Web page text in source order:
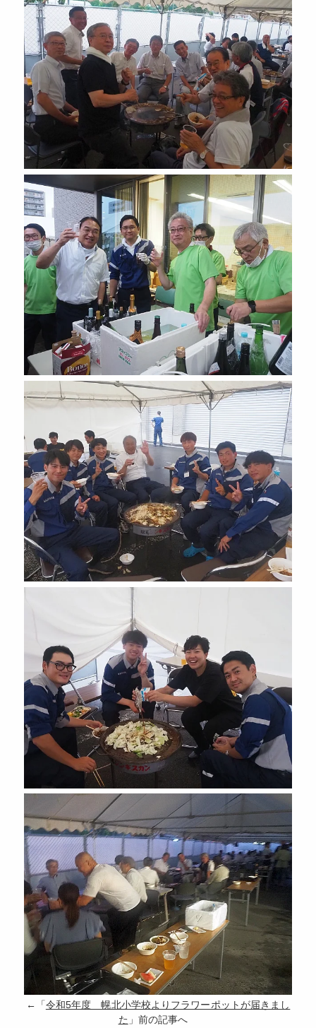
←「 令和5年度 幌北小学校よりフラワーポットが届きまし
た 」前の記事へ